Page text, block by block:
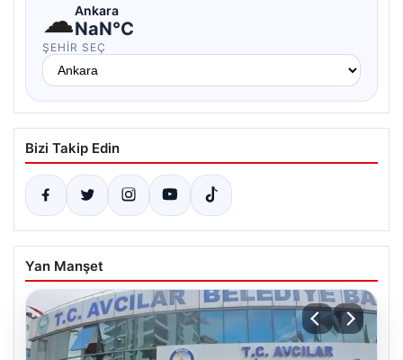
☁Ankara
NaN°C
ŞEHIR SEÇ
Bizi Takip Edin
Yan Manşet